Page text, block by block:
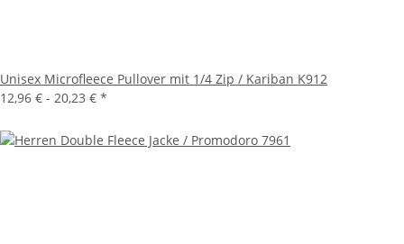
Unisex Microfleece Pullover mit 1/4 Zip / Kariban K912
12,96 € - 20,23 € *